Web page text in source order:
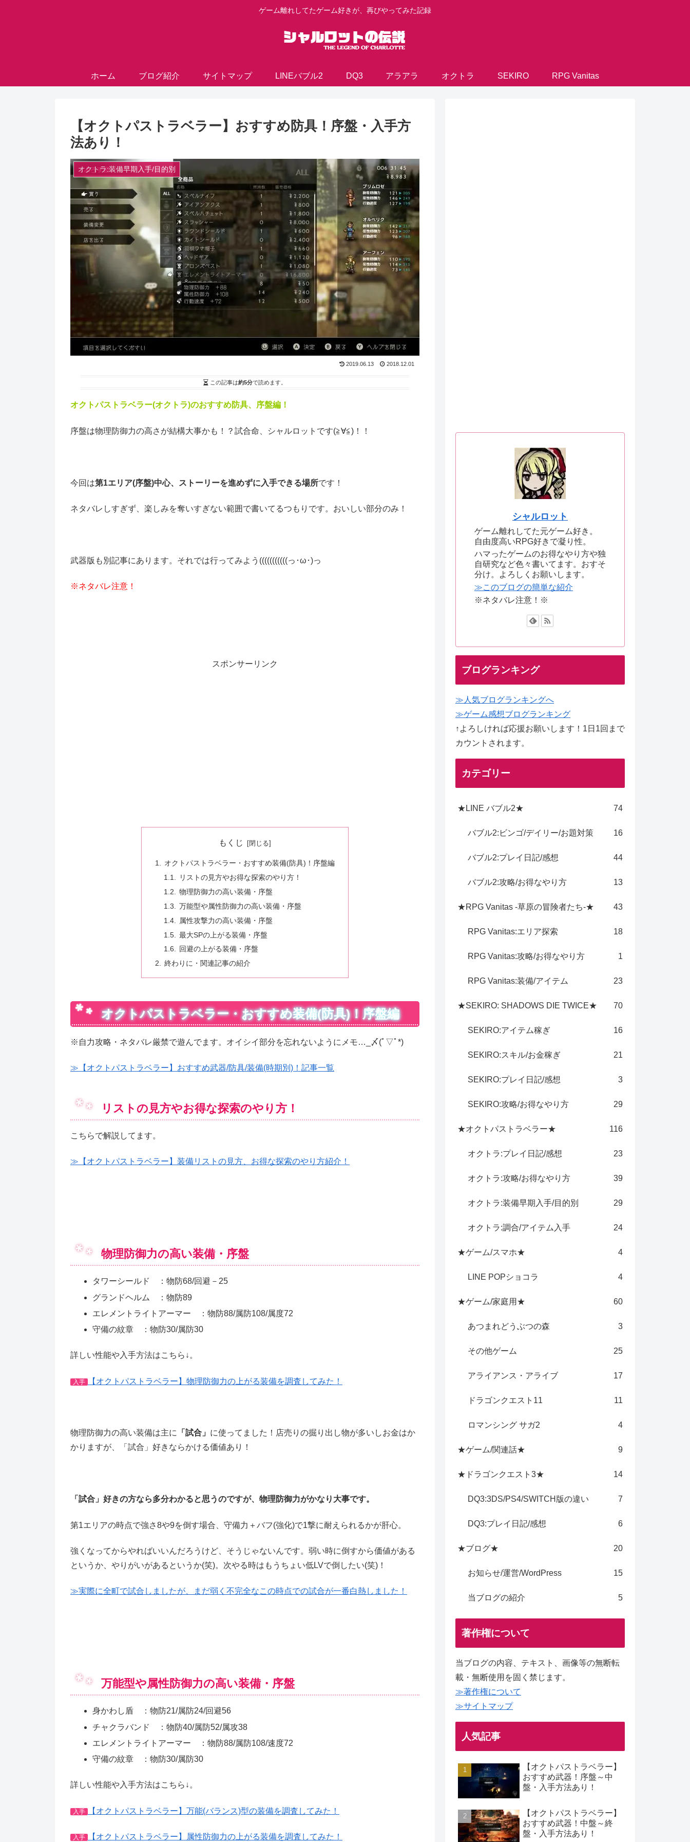
ゲーム離れしてたゲーム好きが、再びやってみた記録
ホーム ブログ紹介 サイトマップ LINEバブル2 DQ3 アラアラ オクトラ SEKIRO RPG Vanitas
【オクトパストラベラー】おすすめ防具！序盤・入手方
法あり！
オクトラ:装備早期入手/目的別
2019.06.13 2018.12.01
この記事は約5分で読めます。
オクトパストラベラー(オクトラ)のおすすめ防具、序盤編！
序盤は物理防御力の高さが結構大事かも！？試合命、シャルロットです(≧∀≦)！！
今回は第1エリア(序盤)中心、ストーリーを進めずに入手できる場所です！
ネタバレしすぎず、楽しみを奪いすぎない範囲で書いてるつもりです。おいしい部分のみ！
武器版も別記事にあります。それでは行ってみよう(((((((((((っ･ω･)っ
※ネタバレ注意！
スポンサーリンク
もくじ
オクトパストラベラー・おすすめ装備(防具)！序盤編
リストの見方やお得な探索のやり方！
物理防御力の高い装備・序盤
万能型や属性防御力の高い装備・序盤
属性攻撃力の高い装備・序盤
最大SPの上がる装備・序盤
回避の上がる装備・序盤
終わりに・関連記事の紹介
オクトパストラベラー・おすすめ装備(防具)！序盤編
※自力攻略・ネタバレ厳禁で遊んでます。オイシイ部分を忘れないようにメモ…_〆(ﾟ▽ﾟ*)
≫【オクトパストラベラー】おすすめ武器/防具/装備(時期別)！記事一覧
リストの見方やお得な探索のやり方！
こちらで解説してます。
≫【オクトパストラベラー】装備リストの見方、お得な探索のやり方紹介！
物理防御力の高い装備・序盤
タワーシールド ：物防68/回避－25
グランドヘルム ：物防89
エレメントライトアーマー ：物防88/属防108/属度72
守備の紋章 ：物防30/属防30
詳しい性能や入手方法はこちら↓。
入手 【オクトパストラベラー】物理防御力の上がる装備を調査してみた！
物理防御力の高い装備は主に 「試合」 に使ってました！店売りの掘り出し物が多いしお金はか
かりますが、「試合」好きならかける価値あり！
「試合」好きの方なら多分わかると思うのですが、物理防御力がかなり大事です。
第1エリアの時点で強さ8や9を倒す場合、守備力＋バフ(強化)で1撃に耐えられるかが肝心。
強くなってからやればいいんだろうけど、そうじゃないんです。弱い時に倒すから価値がある
というか、やりがいがあるというか(笑)。次やる時はもうちょい低LVで倒したい(笑)！
≫実際に全町で試合しましたが、まだ弱く不完全なこの時点での試合が一番白熱しました！
万能型や属性防御力の高い装備・序盤
身かわし盾 ：物防21/属防24/回避56
チャクラバンド ：物防40/属防52/属攻38
エレメントライトアーマー ：物防88/属防108/速度72
守備の紋章 ：物防30/属防30
詳しい性能や入手方法はこちら↓。
入手 【オクトパストラベラー】万能(バランス)型の装備を調査してみた！
入手 【オクトパストラベラー】属性防御力の上がる装備を調査してみた！
シャルロット
ゲーム離れしてた元ゲーム好き。
自由度高いRPG好きで凝り性。
ハマったゲームのお得なやり方や独
自研究など色々書いてます。おすそ
分け。よろしくお願いします。
≫このブログの簡単な紹介
※ネタバレ注意！※
ブログランキング
≫人気ブログランキングへ
≫ゲーム感想ブログランキング
↑よろしければ応援お願いします！1日1回まで
カウントされます。
カテゴリー
★LINE バブル2★ 74
バブル2:ビンゴ/デイリー/お題対策 16
バブル2:プレイ日記/感想 44
バブル2:攻略/お得なやり方 13
★RPG Vanitas -草原の冒険者たち-★ 43
RPG Vanitas:エリア探索 18
RPG Vanitas:攻略/お得なやり方 1
RPG Vanitas:装備/アイテム 23
★SEKIRO: SHADOWS DIE TWICE★ 70
SEKIRO:アイテム稼ぎ 16
SEKIRO:スキル/お金稼ぎ 21
SEKIRO:プレイ日記/感想 3
SEKIRO:攻略/お得なやり方 29
★オクトパストラベラー★ 116
オクトラ:プレイ日記/感想 23
オクトラ:攻略/お得なやり方 39
オクトラ:装備早期入手/目的別 29
オクトラ:調合/アイテム入手 24
★ゲーム/スマホ★ 4
LINE POPショコラ 4
★ゲーム/家庭用★ 60
あつまれどうぶつの森 3
その他ゲーム 25
アライアンス・アライブ 17
ドラゴンクエスト11 11
ロマンシング サガ2 4
★ゲーム/関連話★ 9
★ドラゴンクエスト3★ 14
DQ3:3DS/PS4/SWITCH版の違い 7
DQ3:プレイ日記/感想 6
★ブログ★ 20
お知らせ/運営/WordPress 15
当ブログの紹介 5
著作権について
当ブログの内容、テキスト、画像等の無断転
載・無断使用を固く禁じます。
≫著作権について
≫サイトマップ
人気記事
【オクトパストラベラー】
おすすめ武器！序盤～中
盤・入手方法あり！
【オクトパストラベラー】
おすすめ武器！中盤～終
盤・入手方法あり！